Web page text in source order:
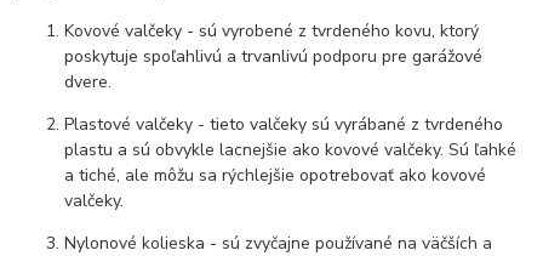
Kovové valčeky - sú vyrobené z tvrdeného kovu, ktorý
poskytuje spoľahlivú a trvanlivú podporu pre garážové
dvere.
Plastové valčeky - tieto valčeky sú vyrábané z tvrdeného
plastu a sú obvykle lacnejšie ako kovové valčeky. Sú ľahké
a tiché, ale môžu sa rýchlejšie opotrebovať ako kovové
valčeky.
Nylonové kolieska - sú zvyčajne používané na väčších a